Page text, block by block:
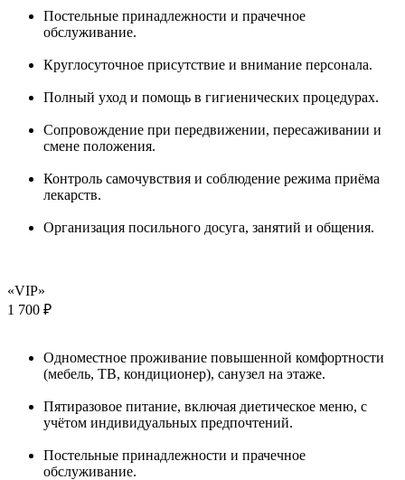
Постельные принадлежности и прачечное
обслуживание.
Круглосуточное присутствие и внимание персонала.
Полный уход и помощь в гигиенических процедурах.
Сопровождение при передвижении, пересаживании и
смене положения.
Контроль самочувствия и соблюдение режима приёма
лекарств.
Организация посильного досуга, занятий и общения.
«VIP»
1 700 ₽
Одноместное проживание повышенной комфортности
(мебель, ТВ, кондиционер), санузел на этаже.
Пятиразовое питание, включая диетическое меню, с
учётом индивидуальных предпочтений.
Постельные принадлежности и прачечное
обслуживание.